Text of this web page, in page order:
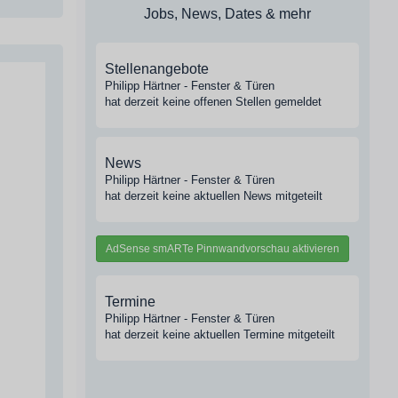
Jobs, News, Dates & mehr
Stellenangebote
Philipp Härtner - Fenster & Türen
hat derzeit keine offenen Stellen gemeldet
News
Philipp Härtner - Fenster & Türen
hat derzeit keine aktuellen News mitgeteilt
AdSense smARTe Pinnwandvorschau aktivieren
Termine
Philipp Härtner - Fenster & Türen
hat derzeit keine aktuellen Termine mitgeteilt